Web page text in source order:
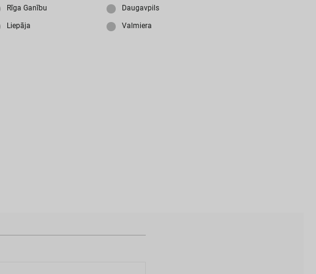
Aiz
Rīga Ganību Daugavpils
Liepāja Valmiera